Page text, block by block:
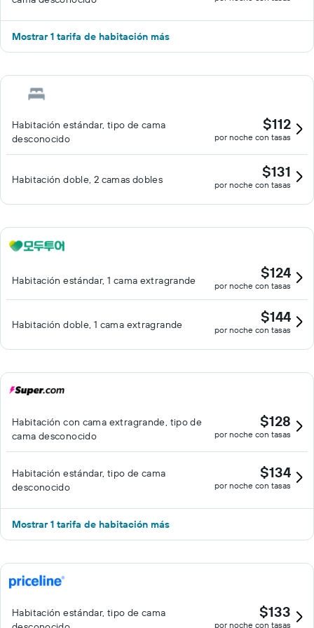
Mostrar 1 tarifa de habitación más
Habitación estándar, tipo de cama
desconocido
$112
por noche con tasas
Habitación doble, 2 camas dobles $131
por noche con tasas
Habitación estándar, 1 cama extragrande $124
por noche con tasas
Habitación doble, 1 cama extragrande $144
por noche con tasas
Habitación con cama extragrande, tipo de
cama desconocido
$128
por noche con tasas
Habitación estándar, tipo de cama
desconocido
$134
por noche con tasas
Mostrar 1 tarifa de habitación más
Habitación estándar, tipo de cama
$133
por noche con tasas